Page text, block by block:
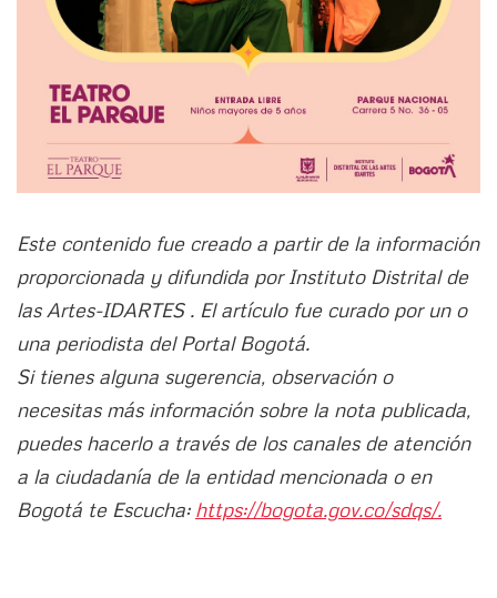
Este contenido fue creado a partir de la información
proporcionada y difundida por Instituto Distrital de
las Artes-IDARTES . El artículo fue curado por un o
una periodista del Portal Bogotá.
Si tienes alguna sugerencia, observación o
necesitas más información sobre la nota publicada,
puedes hacerlo a través de los canales de atención
a la ciudadanía de la entidad mencionada o en
Bogotá te Escucha: https://bogota.gov.co/sdqs/.